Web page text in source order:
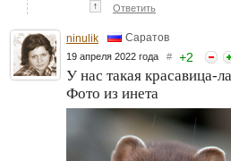
↑ Ответить
ninulik Саратов
19 апреля 2022 года # +2
У нас такая красавица-
Фото из инета